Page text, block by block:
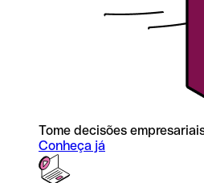
Tome decisões
Conheça já